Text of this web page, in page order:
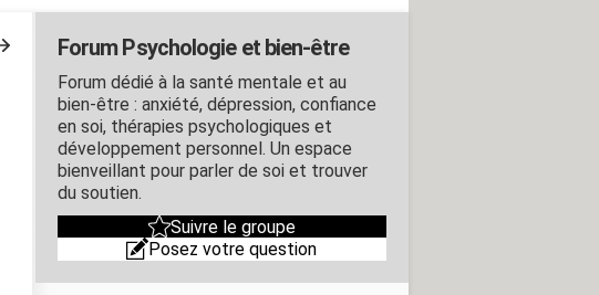
Forum Psychologie et bien-être
Forum dédié à la santé mentale et au
bien-être : anxiété, dépression, confiance
en soi, thérapies psychologiques et
développement personnel. Un espace
bienveillant pour parler de soi et trouver
du soutien.
Suivre le groupe
Posez votre question